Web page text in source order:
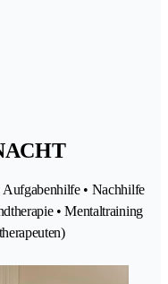
Aufgabenhilfe • Nachhilfe
• Mentaltraining